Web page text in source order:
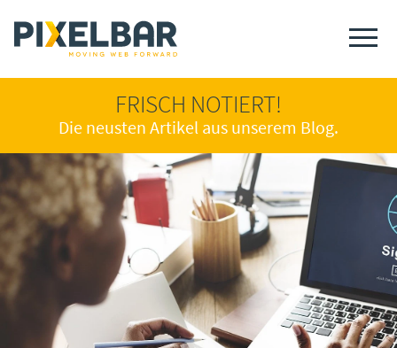
FRISCH NOTIERT!
Die neusten Artikel aus unserem Blog.